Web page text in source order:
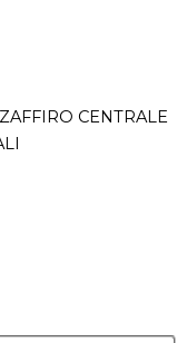
CENTRALE